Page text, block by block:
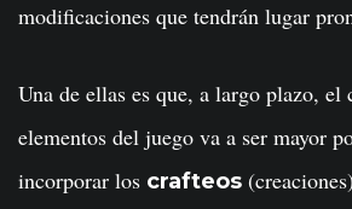
modificaciones que tendrán lugar
Una de ellas es que, a largo plazo, el
elementos del juego va a ser mayor
incorporar los crafteos (creaciones)